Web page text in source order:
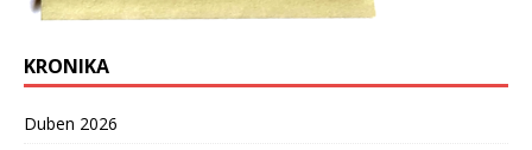
KRONIKA
Duben 2026